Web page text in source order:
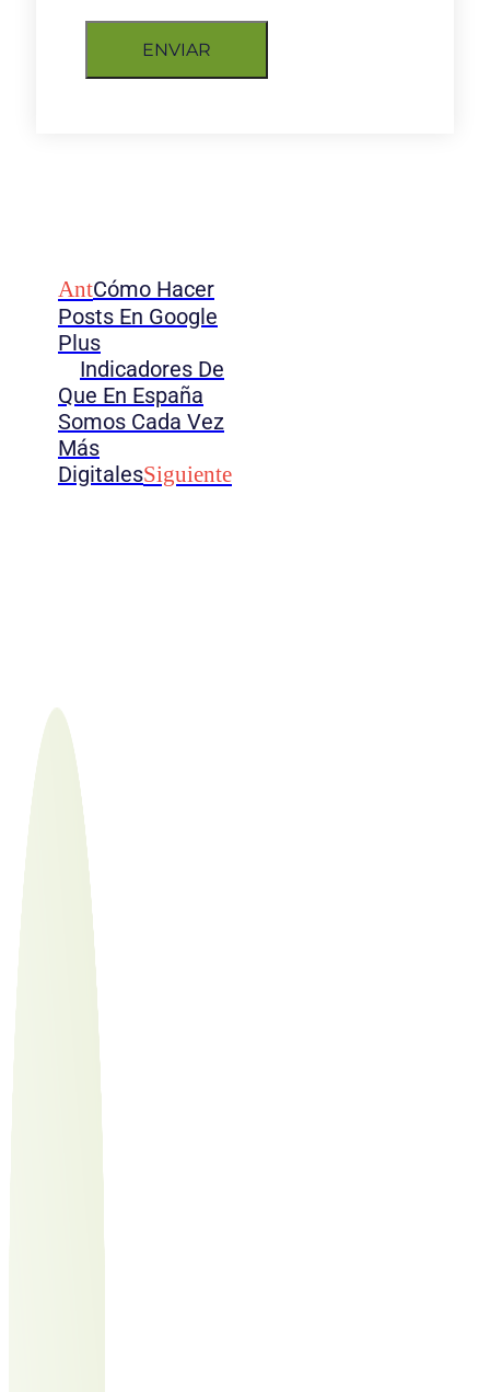
ENVIAR
AntCómo Hacer
Posts En Google
Plus
Indicadores De
Que En España
Somos Cada Vez
Más
DigitalesSiguiente